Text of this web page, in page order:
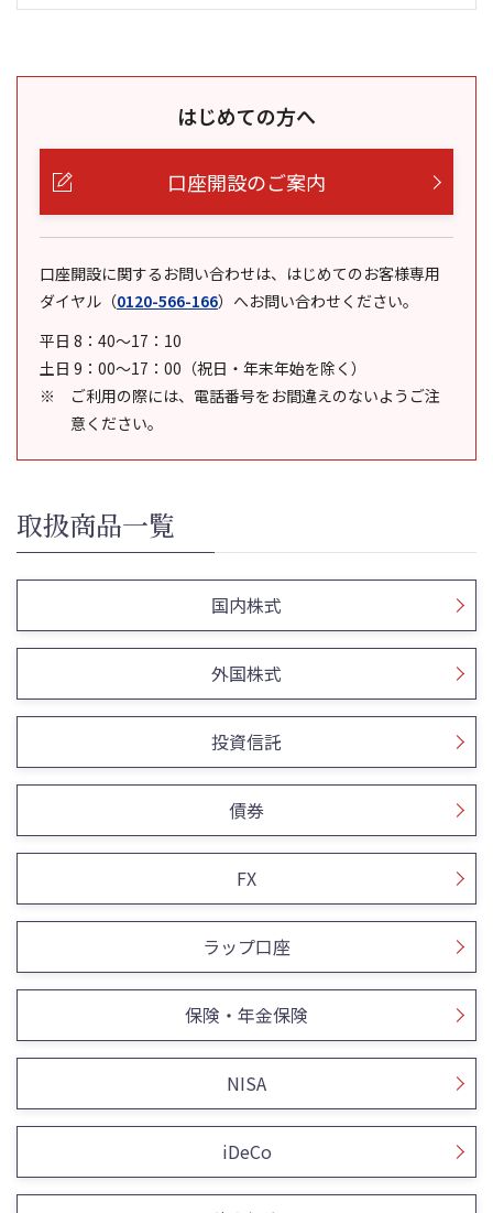
はじめての方へ
口座開設のご案内
口座開設に関するお問い合わせは、はじめてのお客様専用
ダイヤル （0120-566-166） へお問い合わせください。
平日 8：40～17：10
土日 9：00～17：00（祝日・年末年始を除く）
ご利用の際には、電話番号をお間違えのないようご注
意ください。
取扱商品一覧
国内株式
外国株式
投資信託
債券
FX
ラップ口座
保険・年金保険
NISA
iDeCo